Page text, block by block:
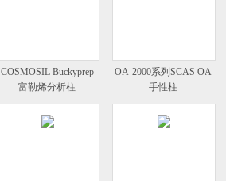
COSMOSIL Buckyprep
富勒烯分析柱
OA-2000系列SCAS OA
手性柱